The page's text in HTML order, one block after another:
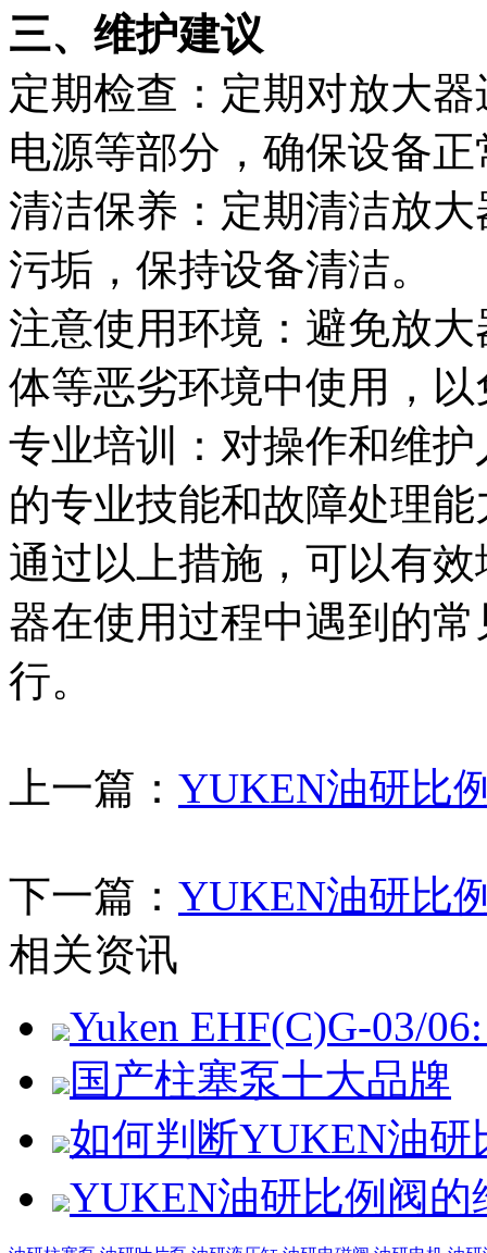
三、维护建议
定期检查：定期对放大
电源等部分，确保设备
清洁保养：定期清洁放
污垢，保持设备清洁。
注意使用环境：避免放
体等恶劣环境中使用，
专业培训：对操作和维
的专业技能和故障处理能
通过以上措施，可以有
器在使用过程中遇到的
行。
上一篇： YUKEN油研比
下一篇： YUKEN油研比
相关资讯
Yuken EHF(C)G-03/
国产柱塞泵十大品牌
如何判断YUKEN油
YUKEN油研比例阀的